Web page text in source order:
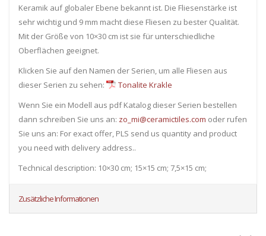
Keramik auf globaler Ebene bekannt ist. Die Fliesenstärke ist
sehr wichtig und 9 mm macht diese Fliesen zu bester Qualität.
Mit der Größe von 10×30 cm ist sie für unterschiedliche
Oberflächen geeignet.
Klicken Sie auf den Namen der Serien, um alle Fliesen ​​aus
dieser Serien zu sehen:
Tonalite Krakle
Wenn Sie ein Modell aus pdf Katalog dieser Serien bestellen
dann schreiben Sie uns an: zo_mi@ceramictiles.com oder rufen
Sie uns an: For exact offer, PLS send us quantity and product
you need with delivery address..
Technical description: 10×30 cm; 15×15 cm; 7,5×15 cm;
Zusätzliche Informationen